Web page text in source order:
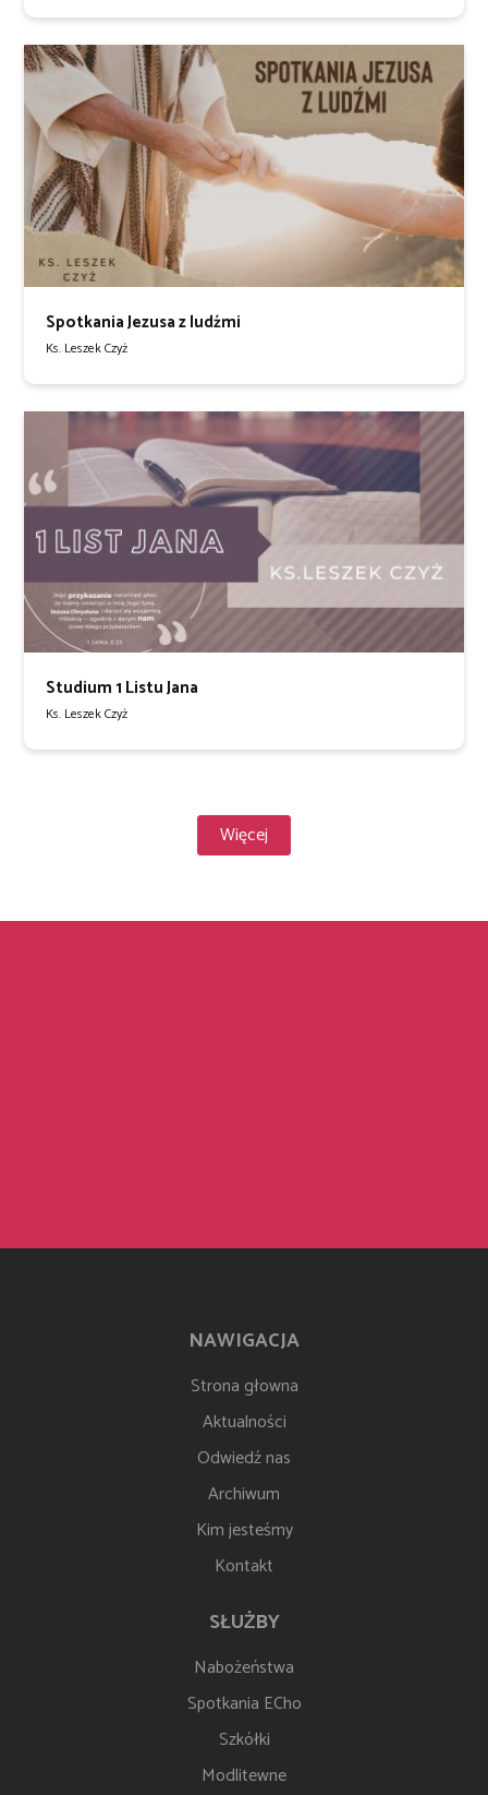
Spotkania Jezusa z ludźmi
Ks. Leszek Czyż
Studium 1 Listu Jana
Ks. Leszek Czyż
Więcej
NAWIGACJA
Strona głowna
Aktualności
Odwiedź nas
Archiwum
Kim jesteśmy
Kontakt
SŁUŻBY
Nabożeństwa
Spotkania ECho
Szkółki
Modlitewne